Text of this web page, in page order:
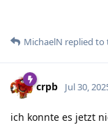
MichaelN replied to
crpb Jul 30,
ich konnte es jetzt